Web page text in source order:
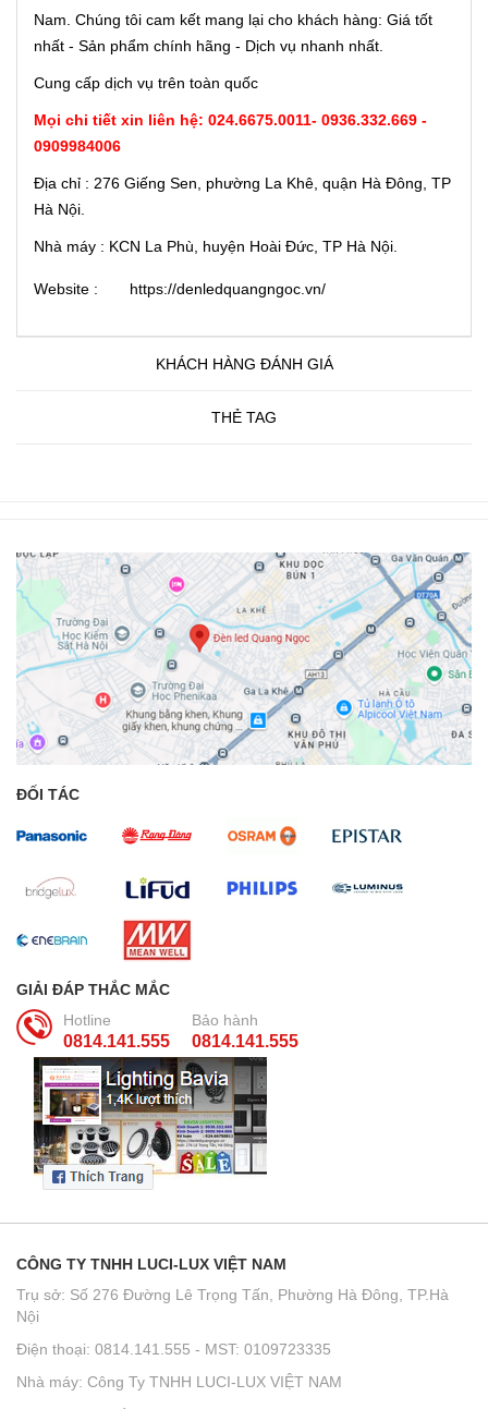
Nam. Chúng tôi cam kết mang lại cho khách hàng: Giá tốt
nhất - Sản phẩm chính hãng - Dịch vụ nhanh nhất.
Cung cấp dịch vụ trên toàn quốc
Mọi chi tiết xin liên hệ: 024.6675.0011- 0936.332.669 -
0909984006
Địa chỉ : 276 Giếng Sen, phường La Khê, quận Hà Đông, TP
Hà Nội.
Nhà máy : KCN La Phù, huyện Hoài Đức, TP Hà Nội.
Website : https://denledquangngoc.vn/
KHÁCH HÀNG ĐÁNH GIÁ
THẺ TAG
ĐỐI TÁC
GIẢI ĐÁP THẮC MẮC
Hotline
0814.141.555
Bảo hành
0814.141.555
CÔNG TY TNHH LUCI-LUX VIỆT NAM
Trụ sở: Số 276 Đường Lê Trọng Tấn, Phường Hà Đông, TP.Hà
Nội
Điện thoại: 0814.141.555 - MST: 0109723335
Nhà máy: Công Ty TNHH LUCI-LUX VIỆT NAM